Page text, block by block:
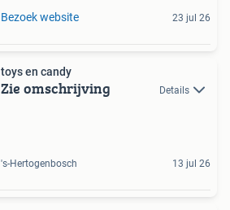
Bezoek website 23 jul 26
toys en candy
Zie omschrijving Details
's-Hertogenbosch 13 jul 26